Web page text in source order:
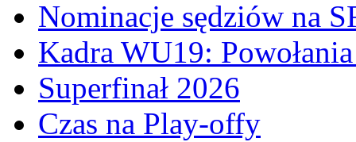
Nominacje sędziów na
Kadra WU19:
Superfinał 2026
Czas na Play-offy